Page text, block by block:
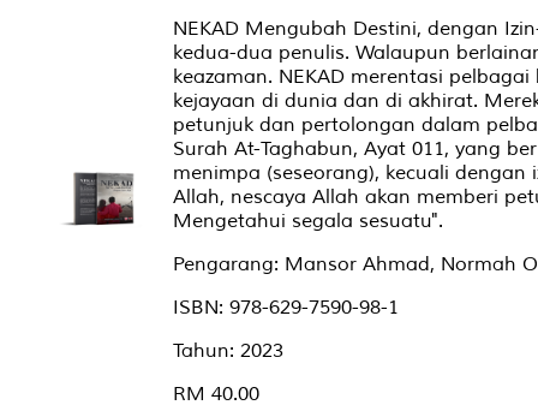
NEKAD Mengubah Destini, dengan
kedua-dua penulis. Walaupun
keazaman. NEKAD merentasi
kejayaan di dunia dan di akhirat.
petunjuk dan pertolongan dalam
Surah At-Taghabun, Ayat 011, yang
menimpa (seseorang), kecuali
Allah, nescaya Allah akan memberi
Mengetahui segala sesuatu".
Pengarang: Mansor Ahmad, Normah
ISBN: 978-629-7590-98-1
Tahun: 2023
RM 40.00